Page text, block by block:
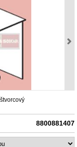
8800881407